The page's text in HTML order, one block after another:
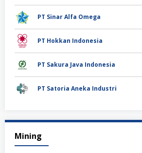
PT Sinar Alfa Omega
PT Hokkan Indonesia
PT Sakura Java Indonesia
PT Satoria Aneka Industri
Mining